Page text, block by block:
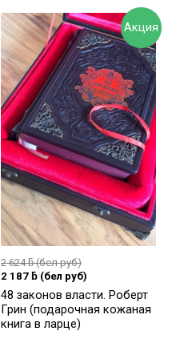
Акция
2 624ƃ(бел руб)
2 187 ƃ (бел руб)
48 законов власти. Роберт
Грин (подарочная кожаная
книга в ларце)